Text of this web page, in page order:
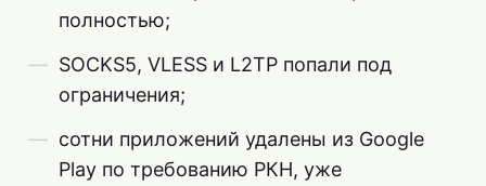
полностью;
SOCKS5, VLESS и L2TP попали под
ограничения;
сотни приложений удалены из Google
Play по требованию РКН, уже